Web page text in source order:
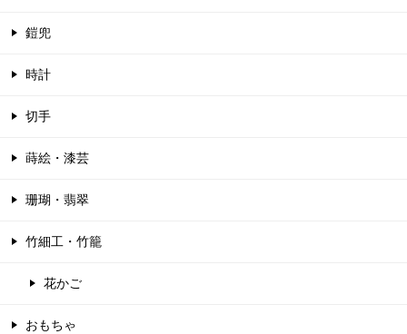
鎧兜
時計
切手
蒔絵・漆芸
珊瑚・翡翠
竹細工・竹籠
花かご
おもちゃ